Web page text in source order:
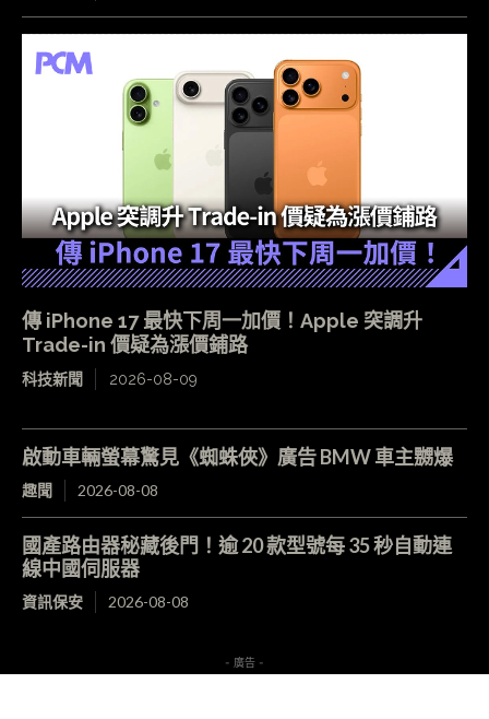
傳 iPhone 17 最快下周一加價！Apple 突調升
Trade-in 價疑為漲價鋪路
科技新聞 2026-08-09
啟動車輛螢幕驚見《蜘蛛俠》廣告 BMW 車主嬲爆
趣聞 2026-08-08
國產路由器秘藏後門！逾 20 款型號每 35 秒自動連
線中國伺服器
資訊保安 2026-08-08
- 廣告 -